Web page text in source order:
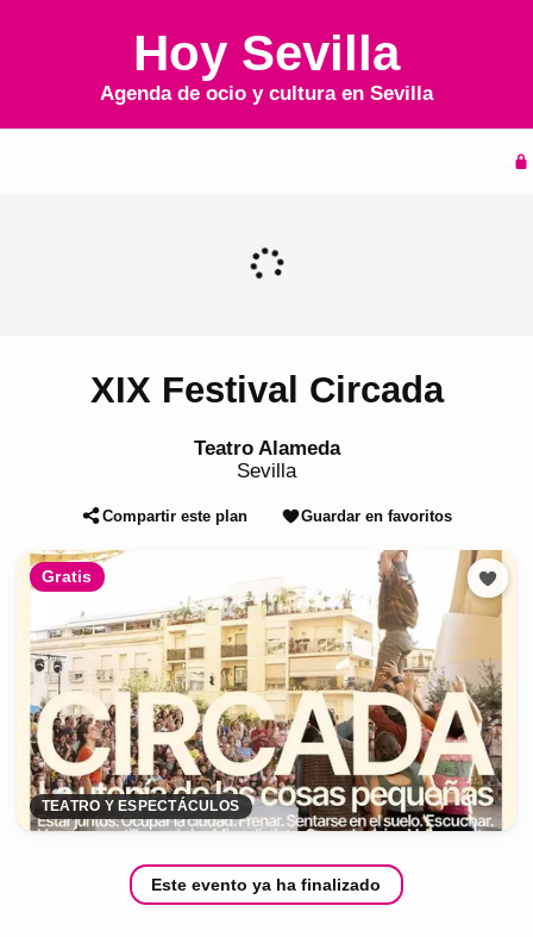
Hoy Sevilla
Agenda de ocio y cultura en Sevilla
XIX Festival Circada
Teatro Alameda
Sevilla
Compartir este plan Guardar en favoritos
Gratis
TEATRO Y ESPECTÁCULOS
Este evento ya ha finalizado